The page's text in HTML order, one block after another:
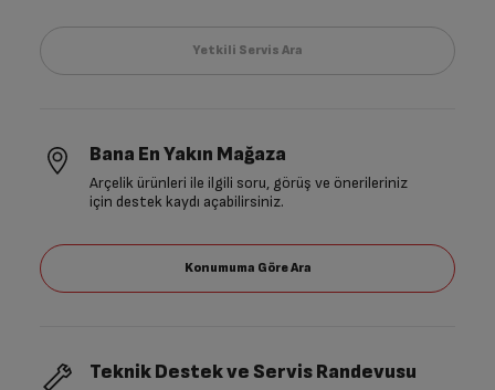
Bana En Yakın Mağaza
Arçelik ürünleri ile ilgili soru, görüş ve önerileriniz
için destek kaydı açabilirsiniz.
Teknik Destek ve Servis Randevusu